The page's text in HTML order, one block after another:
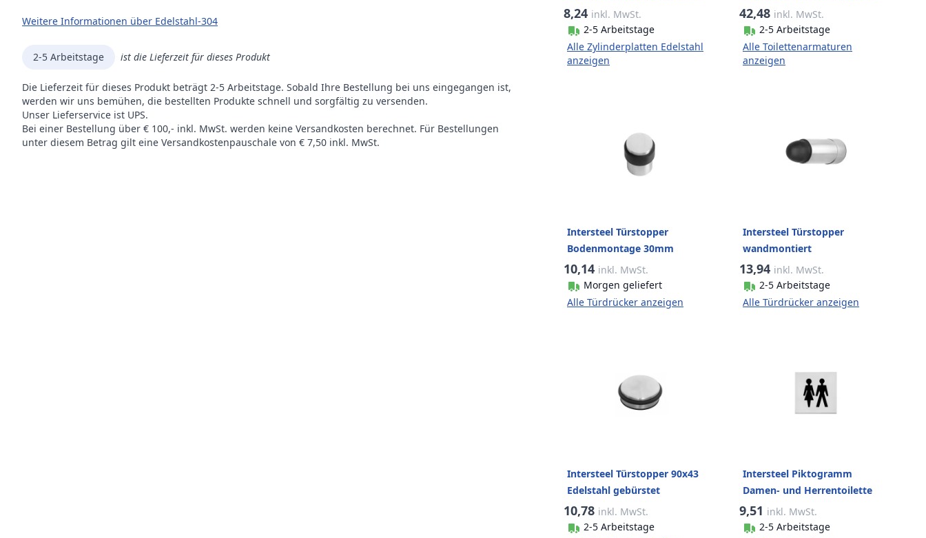
Weitere Informationen über Edelstahl-304
2-5 Arbeitstage ist die Lieferzeit für dieses Produkt
Die Lieferzeit für dieses Produkt beträgt 2-5 Arbeitstage. Sobald Ihre Bestellung bei uns eingegangen ist,
werden wir uns bemühen, die bestellten Produkte schnell und sorgfältig zu versenden.
Unser Lieferservice ist UPS.
Bei einer Bestellung über € 100,- inkl. MwSt. werden keine Versandkosten berechnet. Für Bestellungen
unter diesem Betrag gilt eine Versandkostenpauschale von € 7,50 inkl. MwSt.
gebürstet mattschwarz
8,24 inkl. MwSt.
2-5 Arbeitstage
Alle Zylinderplatten Edelstahl
anzeigen
Edelstahl gebürstet
mattschwarz
42,48 inkl. MwSt.
2-5 Arbeitstage
Alle Toilettenarmaturen
anzeigen
Intersteel Türstopper
Bodenmontage 30mm
Edelstahl gebürstet
10,14 inkl. MwSt.
Morgen geliefert
Alle Türdrücker anzeigen
Intersteel Türstopper
wandmontiert
abgerundet34x79mm
Edelstahl gebürstet
13,94 inkl. MwSt.
2-5 Arbeitstage
Alle Türdrücker anzeigen
Intersteel Türstopper 90x43
Edelstahl gebürstet
10,78 inkl. MwSt.
2-5 Arbeitstage
Intersteel Piktogramm
Damen- und Herrentoilette
selbstklebendes Quadrat aus
gebürstetem Edelstahl
9,51 inkl. MwSt.
2-5 Arbeitstage